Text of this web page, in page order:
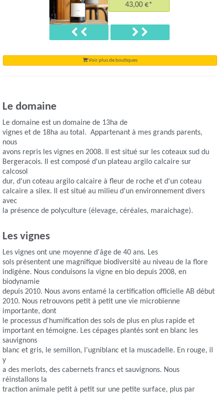
43,00 €*
Précédent Suivant
Voir plus de boutiques
Le domaine
Le domaine est un domaine de 13ha de
vignes et de 18ha au total. Appartenant à mes grands parents,
nous
avons repris les vignes en 2008. Il est situé sur les coteaux sud du
Bergeracois. Il est composé d'un plateau argilo calcaire sur
calcosol
dur, d'un coteau argilo calcaire à fleur de roche et d'un coteau
calcaire a silex. Il est situé au milieu d'un environnement divers
avec
la présence de polyculture (élevage, céréales, maraichage).
Les vignes
Les vignes ont une moyenne d'âge de 40 ans. Les
sols présentent une magnifique biodiversité au niveau de la flore
indigène. Nous conduisons la vigne en bio depuis 2008, en
biodynamie
depuis 2010. Nous avons entamé la certification officielle AB début
2010. Nous retrouvons petit à petit une vie microbienne
importante, dont
le processus d'humification des sols de plus en plus rapide et
important en témoigne. Les cépages plantés sont en blanc les
sauvignons
blanc et gris, le semillon, l'ugniblanc et la muscadelle. En rouge, il
y
a des merlots, des cabernets francs et sauvignons. Nous
réinstallons la
traction animale petit à petit sur une petite surface, plus par